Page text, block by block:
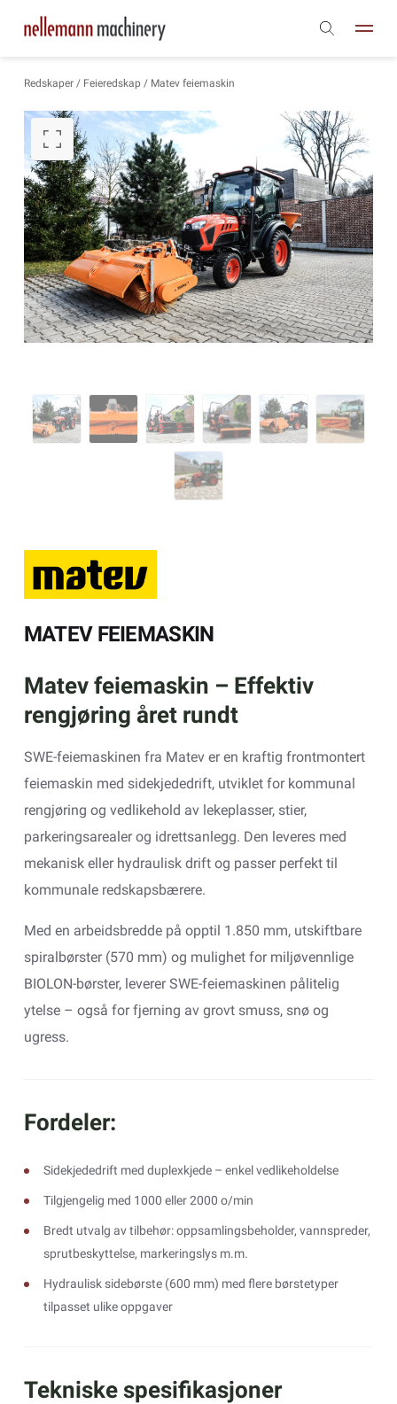
Redskaper/ Feieredskap / Matev feiemaskin
MATEV FEIEMASKIN
Matev feiemaskin – Effektiv
rengjøring året rundt
SWE-feiemaskinen fra Matev er en kraftig frontmontert
feiemaskin med sidekjededrift, utviklet for kommunal
rengjøring og vedlikehold av lekeplasser, stier,
parkeringsarealer og idrettsanlegg. Den leveres med
mekanisk eller hydraulisk drift og passer perfekt til
kommunale redskapsbærere.
Med en arbeidsbredde på opptil 1.850 mm, utskiftbare
spiralbørster (570 mm) og mulighet for miljøvennlige
BIOLON-børster, leverer SWE-feiemaskinen pålitelig
ytelse – også for fjerning av grovt smuss, snø og
ugress.
Fordeler:
Sidekjededrift med duplexkjede – enkel vedlikeholdelse
Tilgjengelig med 1000 eller 2000 o/min
Bredt utvalg av tilbehør: oppsamlingsbeholder, vannspreder,
sprutbeskyttelse, markeringslys m.m.
Hydraulisk sidebørste (600 mm) med flere børstetyper
tilpasset ulike oppgaver
Tekniske spesifikasjoner